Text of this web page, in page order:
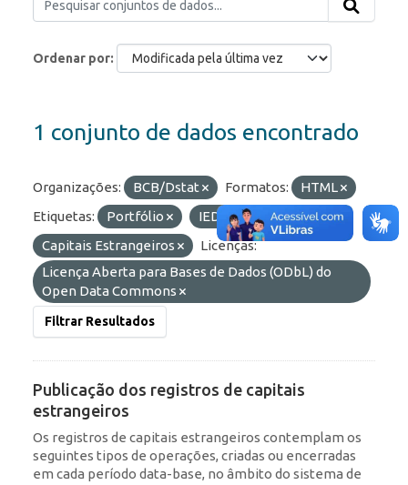
Ordenar por
1 conjunto de dados encontrado
Organizações: BCB/Dstat Formatos:
HTML
Etiquetas:
Portfólio IED
RDE
Capitais Estrangeiros
Licenças:
Licença Aberta para Bases de Dados (ODbL) do
Open Data Commons
Filtrar Resultados
Publicação dos registros de capitais
estrangeiros
Os registros de capitais estrangeiros contemplam os
seguintes tipos de operações, criadas ou encerradas
em cada período data-base, no âmbito do sistema de